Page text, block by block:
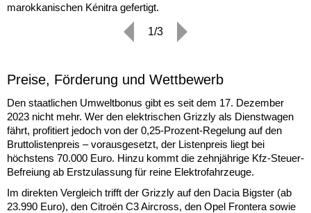
marokkanischen Kénitra gefertigt.
1/3
Preise, Förderung und Wettbewerb
Den staatlichen Umweltbonus gibt es seit dem 17. Dezember
2023 nicht mehr. Wer den elektrischen Grizzly als Dienstwagen
fährt, profitiert jedoch von der 0,25-Prozent-Regelung auf den
Bruttolistenpreis – vorausgesetzt, der Listenpreis liegt bei
höchstens 70.000 Euro. Hinzu kommt die zehnjährige Kfz-Steuer-
Befreiung ab Erstzulassung für reine Elektrofahrzeuge.
Im direkten Vergleich trifft der Grizzly auf den Dacia Bigster (ab
23.990 Euro), den Citroën C3 Aircross, den Opel Frontera sowie